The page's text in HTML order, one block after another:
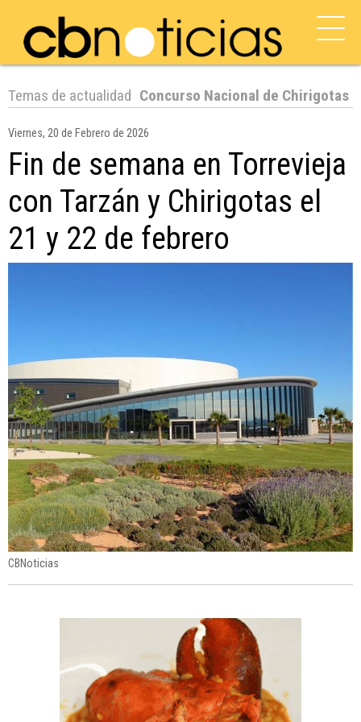
Temas de actualidad Concurso Nacional de Chirigotas
Viernes, 20 de Febrero de 2026
Fin de semana en Torrevieja
con Tarzán y Chirigotas el
21 y 22 de febrero
CBNoticias